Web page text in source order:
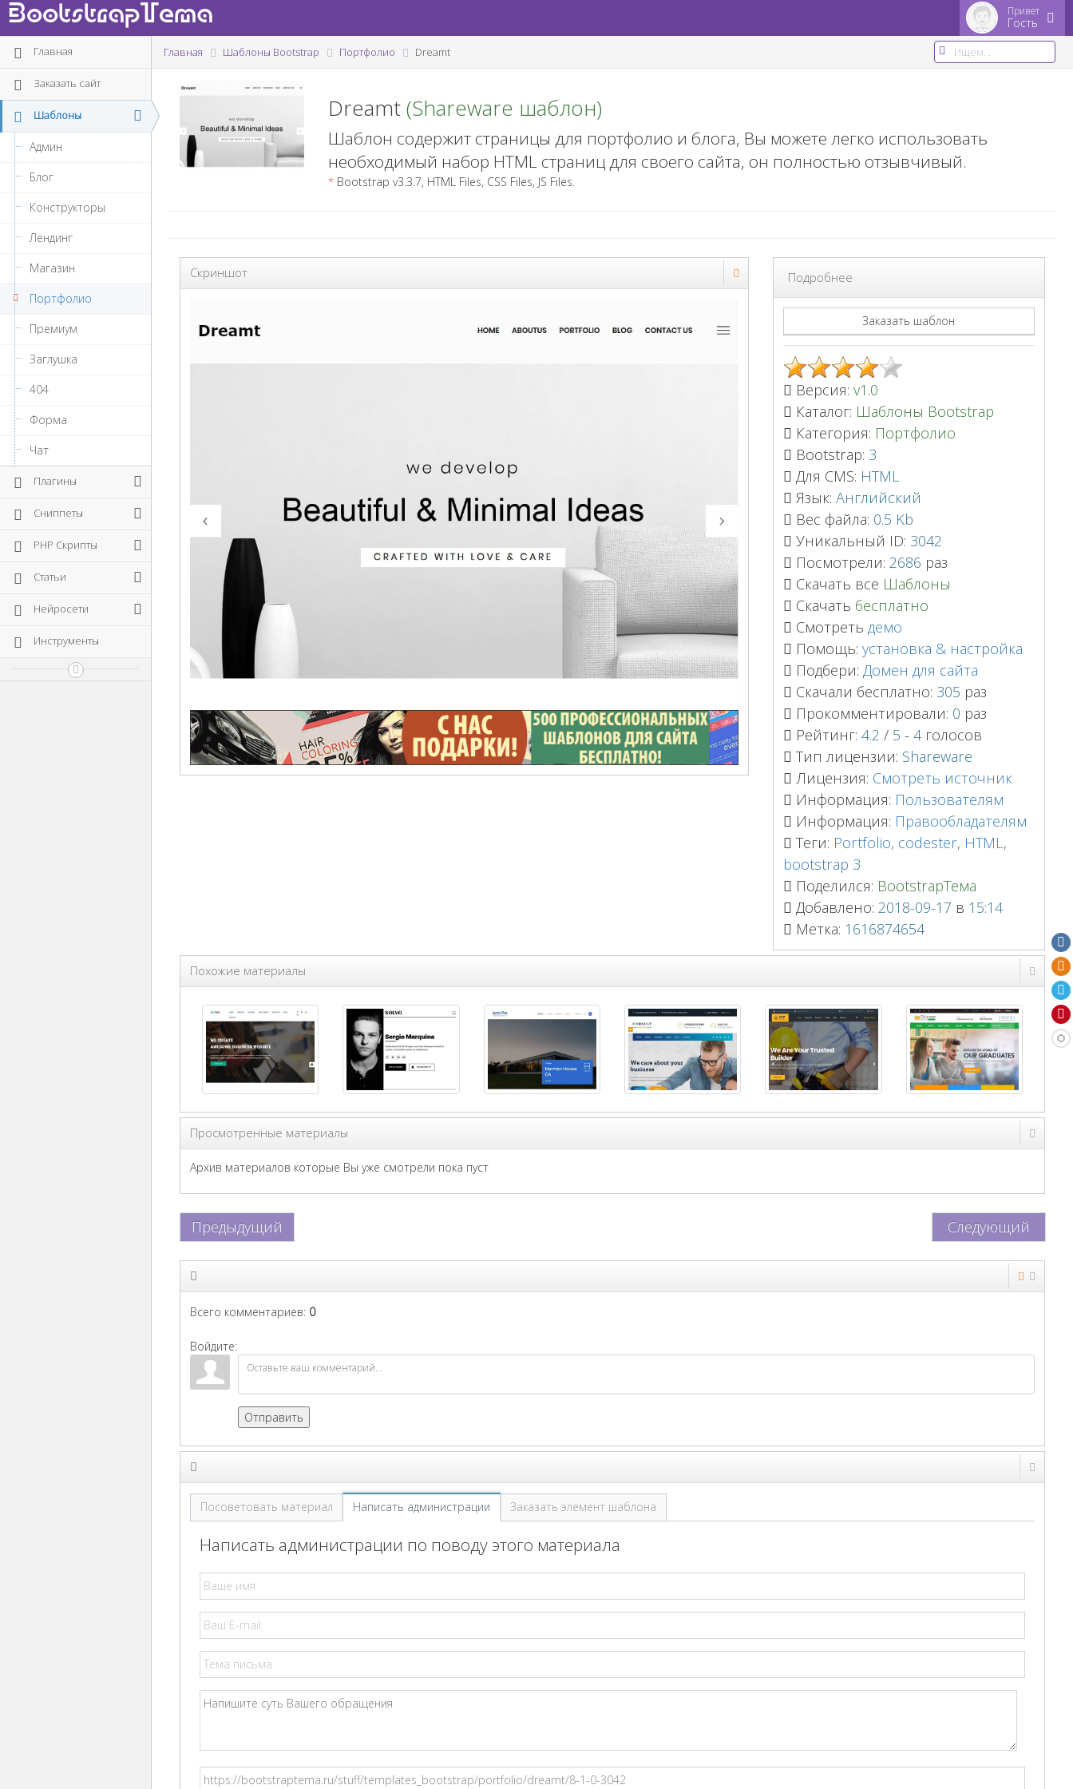
BootstrapTema Привет
Гость
Главная
Заказать сайт
Шаблоны
Админ
Блог
Конструкторы
Лендинг
Магазин
Портфолио
Премиум
Заглушка
404
Форма
Чат
Плагины
Сниппеты
PHP Скрипты
Статьи
Нейросети
Инструменты
Главная Шаблоны Bootstrap Портфолио Dreamt
Dreamt(Shareware шаблон)
Шаблон содержит страницы для портфолио и блога, Вы можете легко использовать
необходимый набор HTML страниц для своего сайта, он полностью отзывчивый.
*Bootstrap v3.3.7, HTML Files, CSS Files, JS Files.
Скриншот Подробнее
Заказать шаблон
Версия: v1.0
Каталог: Шаблоны Bootstrap
Категория: Портфолио
Bootstrap: 3
Для CMS: HTML
Язык: Английский
Вес файла: 0.5 Kb
Уникальный ID: 3042
Посмотрели: 2686 раз
Скачать все Шаблоны
Скачать бесплатно
Смотреть демо
Помощь: установка & настройка
Подбери: Домен для сайта
Скачали бесплатно: 305 раз
Прокомментировали: 0 раз
Рейтинг: 4.2 / 5 - 4голосов
Тип лицензии: Shareware
Лицензия: Смотреть источник
Информация: Пользователям
Информация: Правообладателям
Теги: Portfolio, codester, HTML,
bootstrap 3
Поделился: BootstrapТема
Добавлено: 2018-09-17 в 15:14
Метка: 1616874654
Похожие материалы
Просмотренные материалы
Архив материалов которые Вы уже смотрели пока пуст
Предыдущий Следующий
Всего комментариев: 0
Войдите:
Отправить
Посоветовать материал Написать администрации Заказать элемент шаблона
Написать администрации по поводу этого материала